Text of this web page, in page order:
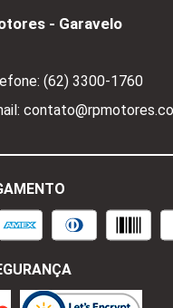
- Garavelo
(62) 3300-1760